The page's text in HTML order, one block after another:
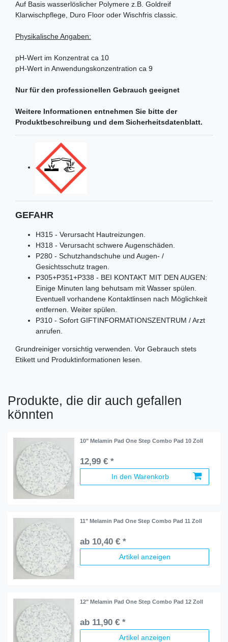
Auf Basis wasserlöslicher Polymere z.B. Goldreif
Klarwischpflege, Duro Floor oder Wischfris classic.
Physikalische Angaben:
pH-Wert im Konzentrat ca 10
pH-Wert in Anwendungskonzentration ca 9
Nur für den professionellen Gebrauch geeignet
Weitere Informationen entnehmen Sie bitte der
Produktbeschreibung und dem Sicherheitsdatenblatt.
GEFAHR
H315 - Verursacht Hautreizungen.
H318 - Verursacht schwere Augenschäden.
P280 - Schutzhandschuhe und Augen- /
Gesichtsschutz tragen.
P305+P351+P338 - BEI KONTAKT MIT DEN AUGEN:
Einige Minuten lang behutsam mit Wasser spülen.
Eventuell vorhandene Kontaktlinsen nach Möglichkeit
entfernen. Weiter spülen.
P310 - Sofort GIFTINFORMATIONSZENTRUM / Arzt
anrufen.
Grundreiniger vorsichtig verwenden. Vor Gebrauch stets
Etikett und Produktinformationen lesen.
Produkte, die dir auch gefallen
könnten
10" Melamin Pad One Step Combo Pad 10 Zoll
12,99 € *
In den Warenkorb
11" Melamin Pad One Step Combo Pad 11 Zoll
ab 10,40 € *
Artikel anzeigen
12" Melamin Pad One Step Combo Pad 12 Zoll
ab 11,90 € *
Artikel anzeigen